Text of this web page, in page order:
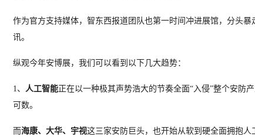
作为官方支持媒体，智东西报道团队也第一时间冲进展馆，分头
讯。
纵观今年安博展，我们可以看到以下几大趋势：
1、 人工智能正在以一种极其声势浩大的节奏全面“入侵”整个安防
可数。
而海康、大华、宇视这三家安防巨头，也开始从软到硬全面拥抱人